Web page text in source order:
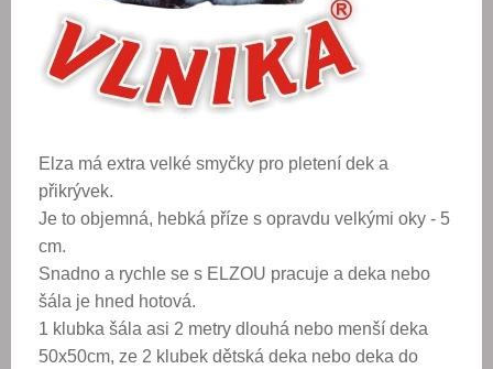
Elza má extra velké smyčky pro pletení dek a
přikrývek.
Je to objemná, hebká příze s opravdu velkými oky - 5
cm.
Snadno a rychle se s ELZOU pracuje a deka nebo
šála je hned hotová.
1 klubka šála asi 2 metry dlouhá nebo menší deka
50x50cm, ze 2 klubek dětská deka nebo deka do